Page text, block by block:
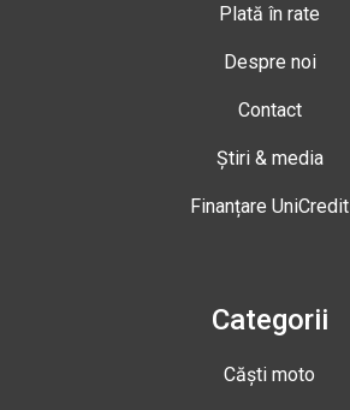
Plată în rate
Despre noi
Contact
Știri & media
Finanțare UniCredit
Categorii
Căști moto